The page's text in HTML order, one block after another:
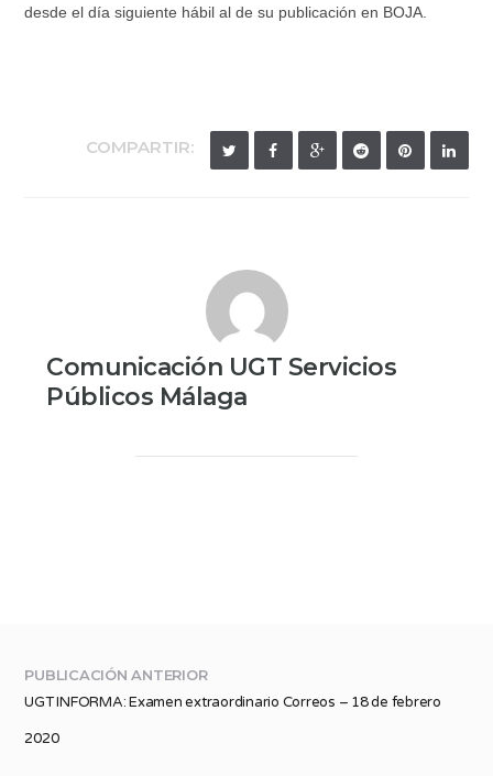
desde el día siguiente hábil al de su publicación en BOJA.
COMPARTIR:
Comunicación UGT Servicios
Públicos Málaga
PUBLICACIÓN ANTERIOR
UGT INFORMA: Examen extraordinario Correos – 18 de febrero
2020